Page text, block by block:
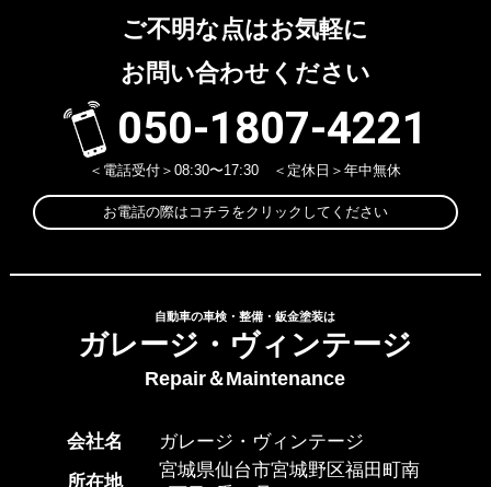
ご不明な点はお気軽に
お問い合わせください
050-1807-4221
＜電話受付＞08:30〜17:30 ＜定休日＞年中無休
お電話の際はコチラをクリックしてください
自動車の車検・整備・鈑金塗装は
ガレージ・ヴィンテージ
Repair＆Maintenance
会社名
ガレージ・ヴィンテージ
所在地
宮城県仙台市宮城野区福田町南